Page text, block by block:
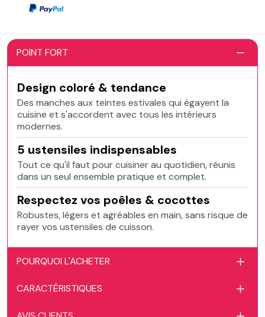
POINT FORT
Design coloré & tendance
Des manches aux teintes estivales qui égayent la
cuisine et s'accordent avec tous les intérieurs
modernes.
5 ustensiles indispensables
Tout ce qu'il faut pour cuisiner au quotidien, réunis
dans un seul ensemble pratique et complet.
Respectez vos poêles & cocottes
Robustes, légers et agréables en main, sans risque de
rayer vos ustensiles de cuisson.
POURQUOI L'ACHETER
CARACTÉRISTIQUES